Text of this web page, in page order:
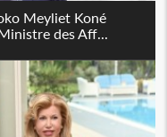
Meyliet Koné
des Aff...